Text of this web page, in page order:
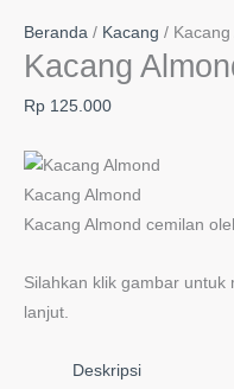
Beranda / Kacang / Kacang
Kacang
Rp 125.000
Kacang Almond
Kacang Almond cemilan
Silahkan klik gambar untuk
lanjut.
Deskripsi